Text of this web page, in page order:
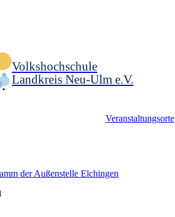
Volkshochschule
Landkreis Neu-Ulm e.V.
Veranstaltungsorte
der Außenstelle Elchingen